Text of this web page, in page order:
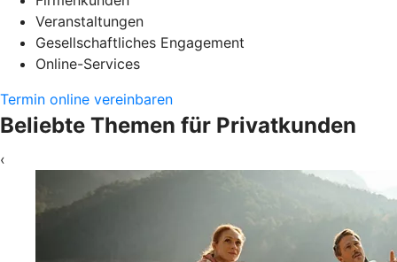
Veranstaltungen
Gesellschaftliches Engagement
Online-Services
Termin online vereinbaren
Beliebte Themen für Privatkunden
‹